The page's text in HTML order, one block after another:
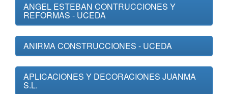
ANGEL ESTEBAN CONTRUCCIONES Y
REFORMAS - UCEDA
ANIRMA CONSTRUCCIONES - UCEDA
APLICACIONES Y DECORACIONES JUANMA
S.L.